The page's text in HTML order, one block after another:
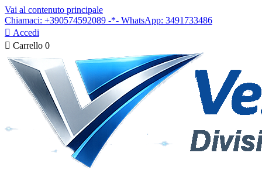
Vai al contenuto principale
Chiamaci: +390574592089 -*- WhatsApp: 3491733486
 Accedi
 Carrello 0